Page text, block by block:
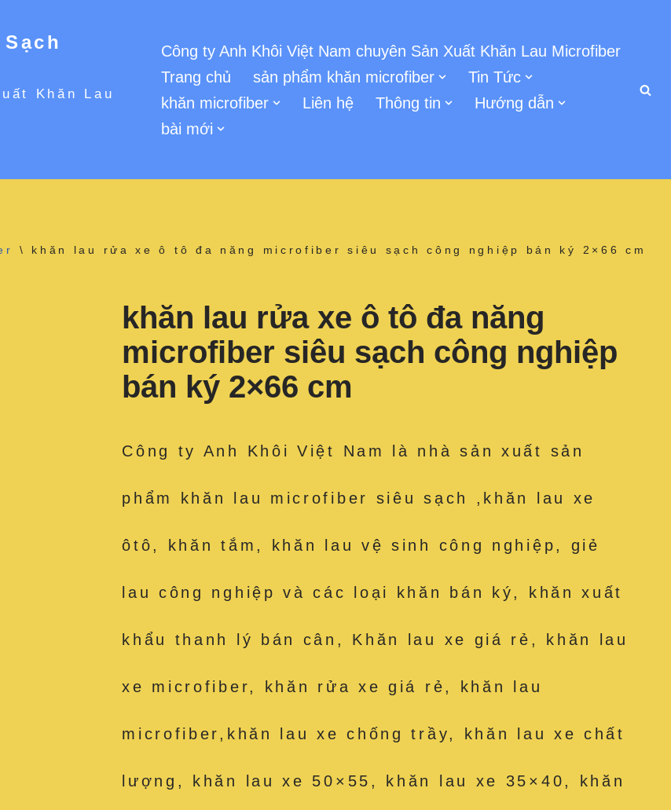
Khăn Lau
Công ty Anh Khôi Việt Nam chuyên Sản Xuất Khăn Lau Microfiber
Trang chủ
sản phẩm khăn microfiber
Tin Tức
khăn microfiber
Liên hệ Thông tin
Hướng dẫn
bài mới
\ khăn lau rửa xe ô tô đa năng microfiber siêu sạch công nghiệp bán ký 2×66 cm
khăn lau rửa xe ô tô đa năng
microfiber siêu sạch công nghiệp
bán ký 2×66 cm
Công ty Anh Khôi Việt Nam là nhà sản xuất sản
phẩm khăn lau microfiber siêu sạch ,khăn lau xe
ôtô, khăn tắm, khăn lau vệ sinh công nghiệp, giẻ
lau công nghiệp và các loại khăn bán ký, khăn xuất
khẩu thanh lý bán cân, Khăn lau xe giá rẻ, khăn lau
xe microfiber, khăn rửa xe giá rẻ, khăn lau
microfiber,khăn lau xe chống trầy, khăn lau xe chất
lượng, khăn lau xe 50×55, khăn lau xe 35×40, khăn